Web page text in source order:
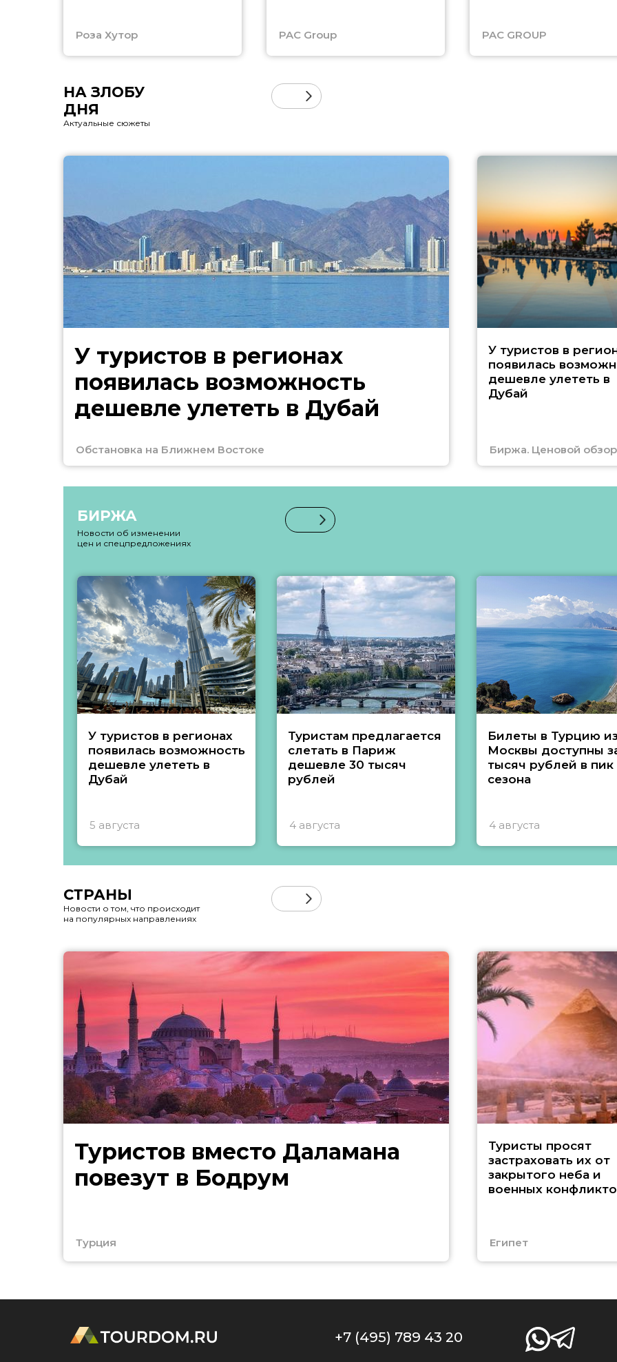
Роза Хутор PAC Group PAC GROUP
НА ЗЛОБУ
ДНЯ
Актуальные сюжеты
У туристов в регионах
появилась возможность
дешевле улететь в Дубай
Обстановка на Ближнем Востоке
У туристов в
появилась
дешевле улететь в
Дубай
Биржа. Ценовой обзор
БИРЖА
Новости об изменении
цен и спецпредложениях
У туристов в регионах
появилась возможность
дешевле улететь в
Дубай
5 августа
Туристам предлагается
слетать в Париж
дешевле 30 тысяч
рублей
4 августа
Билеты в Турцию из
Москвы доступны
тысяч рублей в пик
сезона
4 августа
СТРАНЫ
Новости о том, что происходит
на популярных направлениях
Туристов вместо Даламана
повезут в Бодрум
Турция
Туристы просят
застраховать их от
закрытого неба и
военных
Египет
+7 (495) 789 43 20